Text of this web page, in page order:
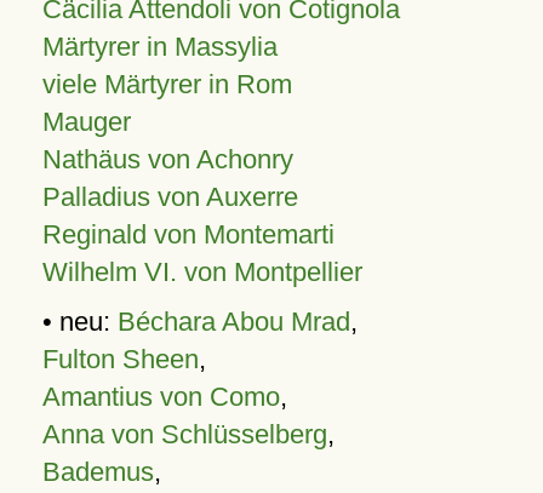
Cäcilia Attendoli von Cotignola
Märtyrer in Massylia
viele Märtyrer in Rom
Mauger
Nathäus von Achonry
Palladius von Auxerre
Reginald von Montemarti
Wilhelm VI. von Montpellier
• neu: Béchara Abou Mrad,
Fulton Sheen,
Amantius von Como,
Anna von Schlüsselberg,
Bademus,